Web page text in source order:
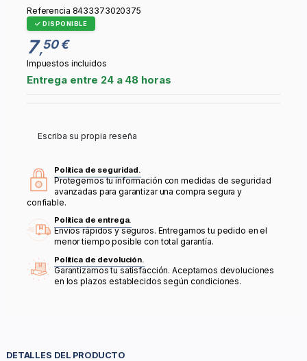
Referencia 8433373020375
DISPONIBLE
7,50 €
Impuestos incluidos
Entrega entre 24 a 48 horas
Escriba su propia reseña
Política de seguridad.
Protegemos tu información con medidas de seguridad
avanzadas para garantizar una compra segura y
confiable.
Política de entrega.
Envíos rápidos y seguros. Entregamos tu pedido en el
menor tiempo posible con total garantía.
Política de devolución.
Garantizamos tu satisfacción. Aceptamos devoluciones
en los plazos establecidos según condiciones.
DETALLES DEL PRODUCTO